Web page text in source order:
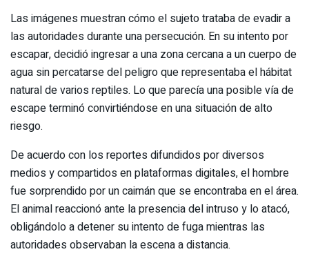
Las imágenes muestran cómo el sujeto trataba de evadir a
las autoridades durante una persecución. En su intento por
escapar, decidió ingresar a una zona cercana a un cuerpo de
agua sin percatarse del peligro que representaba el hábitat
natural de varios reptiles. Lo que parecía una posible vía de
escape terminó convirtiéndose en una situación de alto
riesgo.
De acuerdo con los reportes difundidos por diversos
medios y compartidos en plataformas digitales, el hombre
fue sorprendido por un caimán que se encontraba en el área.
El animal reaccionó ante la presencia del intruso y lo atacó,
obligándolo a detener su intento de fuga mientras las
autoridades observaban la escena a distancia.